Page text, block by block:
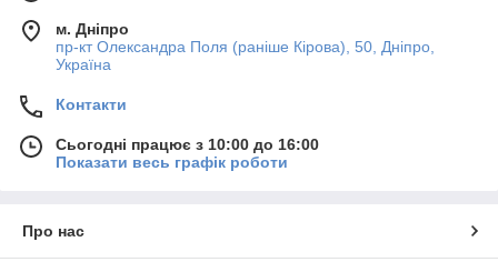
м. Дніпро
пр-кт Олександра Поля (раніше Кірова), 50, Дніпро,
Україна
Контакти
Сьогодні працює з 10:00 до 16:00
Показати весь графік роботи
Про нас